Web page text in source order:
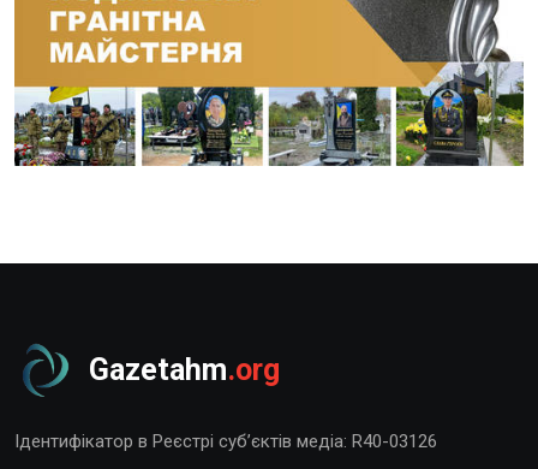
Gazetahm.org
Ідентифікатор в Реєстрі суб’єктів медіа: R40-03126